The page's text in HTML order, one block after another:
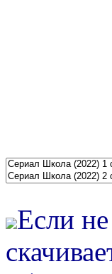
Если